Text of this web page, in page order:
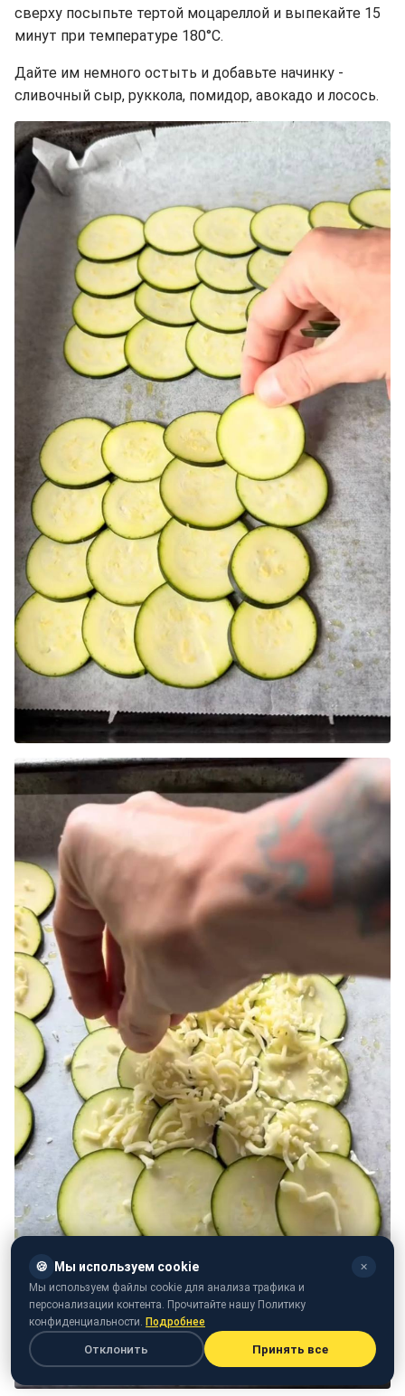
сверху посыпьте тертой моцареллой и выпекайте 15
минут при температуре 180°C.
Дайте им немного остыть и добавьте начинку -
сливочный сыр, руккола, помидор, авокадо и лосось.
🍪 Мы используем cookie ✕
Мы используем файлы cookie для анализа трафика и
персонализации контента. Прочитайте нашу Политику
конфиденциальности. Подробнее
Отклонить Принять все